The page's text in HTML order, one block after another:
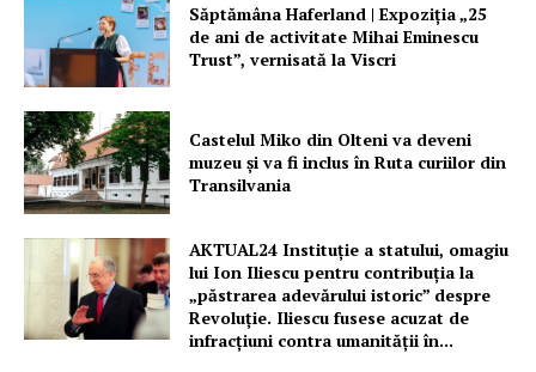
PRESShub
Despre noi / Echipa
Proiecte editoriale
Rețea
Contact
Săptămâna Haferland | Expoziţia „25
de ani de activitate Mihai Eminescu
Trust”, vernisată la Viscri
Castelul Miko din Olteni va deveni
muzeu şi va fi inclus în Ruta curiilor din
Transilvania
AKTUAL24 Instituție a statului, omagiu
lui Ion Iliescu pentru contribuția la
„păstrarea adevărului istoric” despre
Revoluție. Iliescu fusese acuzat de
infracțiuni contra umanității în...